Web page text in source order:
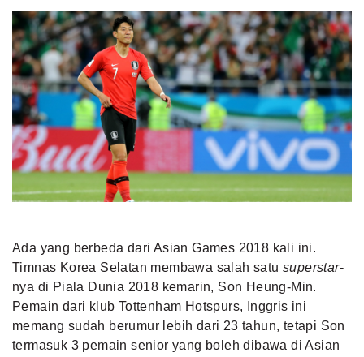
Ada yang berbeda dari Asian Games 2018 kali ini.
Timnas Korea Selatan membawa salah satu superstar-
nya di Piala Dunia 2018 kemarin, Son Heung-Min.
Pemain dari klub Tottenham Hotspurs, Inggris ini
memang sudah berumur lebih dari 23 tahun, tetapi Son
termasuk 3 pemain senior yang boleh dibawa di Asian